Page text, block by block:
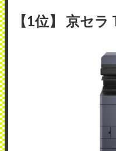
【1位】 京セ